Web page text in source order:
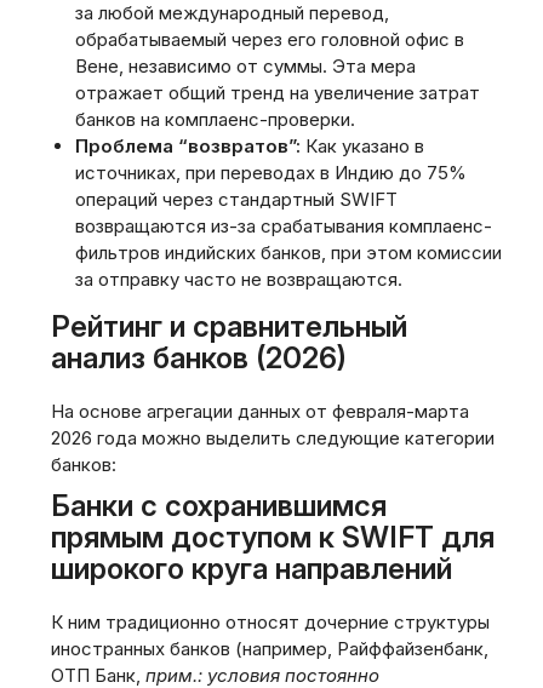
за любой международный перевод,
обрабатываемый через его головной офис в
Вене, независимо от суммы. Эта мера
отражает общий тренд на увеличение затрат
банков на комплаенс-проверки.
Проблема “возвратов”: Как указано в
источниках, при переводах в Индию до 75%
операций через стандартный SWIFT
возвращаются из-за срабатывания комплаенс-
фильтров индийских банков, при этом комиссии
за отправку часто не возвращаются.
Рейтинг и сравнительный
анализ банков (2026)
На основе агрегации данных от февраля-марта
2026 года можно выделить следующие категории
банков:
Банки с сохранившимся
прямым доступом к SWIFT для
широкого круга направлений
К ним традиционно относят дочерние структуры
иностранных банков (например, Райффайзенбанк,
ОТП Банк, прим.: условия постоянно